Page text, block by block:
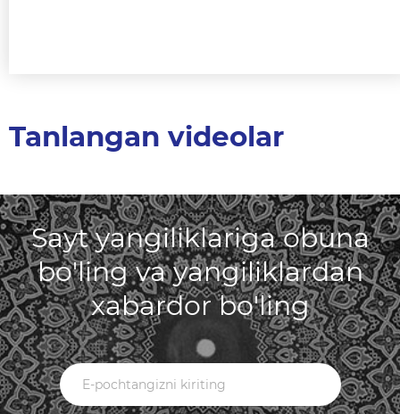
Tanlangan videolar
Sayt yangiliklariga obuna
bo'ling va yangiliklardan
xabardor bo'ling